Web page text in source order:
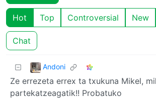
Hot Top Controversial New
Chat
Andoni
Ze errezeta errex ta txukuna Mikel,
partekatzeagatik!! Probatuko